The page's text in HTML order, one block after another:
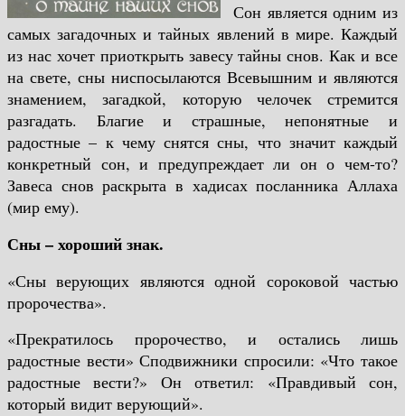
Сон является одним из
самых загадочных и тайных явлений в мире. Каждый
из нас хочет приоткрыть завесу тайны снов. Как и все
на свете, сны ниспосылаются Всевышним и являются
знамением, загадкой, которую челочек стремится
разгадать. Благие и страшные, непонятные и
радостные – к чему снятся сны, что значит каждый
конкретный сон, и предупреждает ли он о чем-то?
Завеса снов раскрыта в хадисах посланника Аллаха
(мир ему).
Сны – хороший знак.
«Сны верующих являются одной сороковой частью
пророчества».
«Прекратилось пророчество, и остались лишь
радостные вести» Сподвижники спросили: «Что такое
радостные вести?» Он ответил: «Правдивый сон,
который видит верующий».